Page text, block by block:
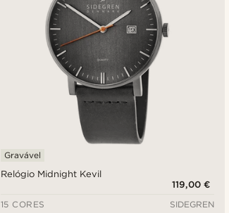
Relógio Midnight Kevil
Gravável
119,00 €
15 CORES
SIDEGREN